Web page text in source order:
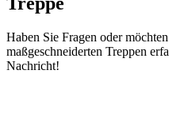
Haben Sie Fragen oder
maßgeschneiderten Treppen
Nachricht!